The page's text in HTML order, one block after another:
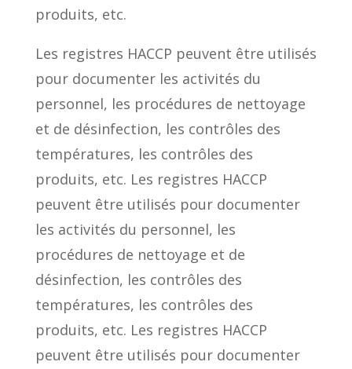
produits, etc.
Les registres HACCP peuvent être utilisés
pour documenter les activités du
personnel, les procédures de nettoyage
et de désinfection, les contrôles des
températures, les contrôles des
produits, etc. Les registres HACCP
peuvent être utilisés pour documenter
les activités du personnel, les
procédures de nettoyage et de
désinfection, les contrôles des
températures, les contrôles des
produits, etc. Les registres HACCP
peuvent être utilisés pour documenter